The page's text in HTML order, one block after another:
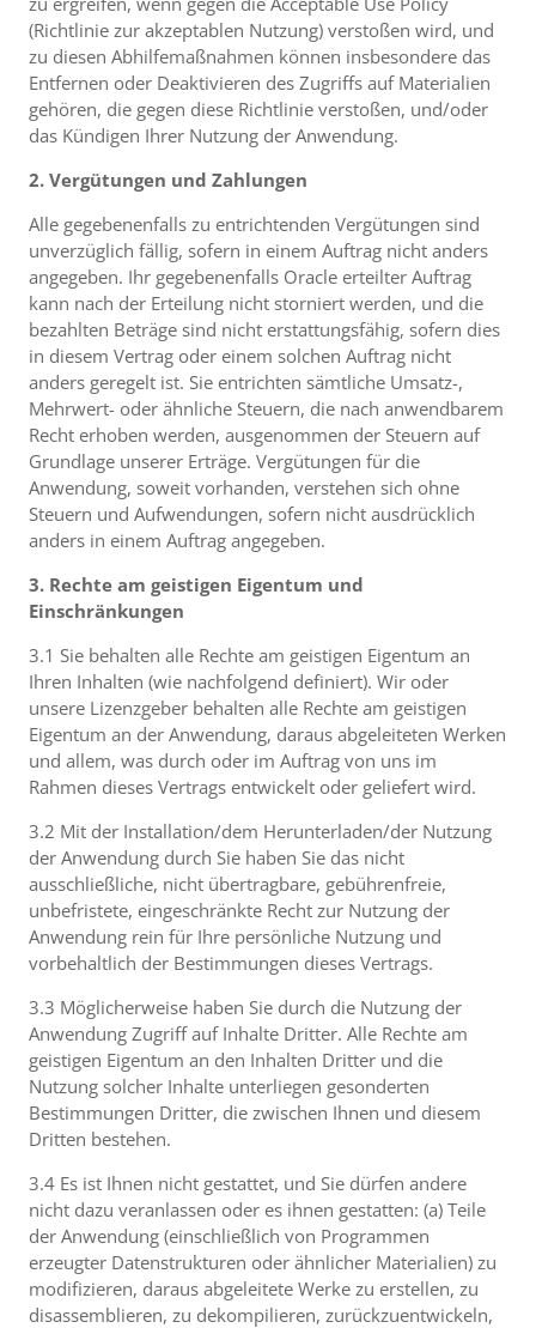
(Richtlinie zur akzeptablen Nutzung) verstoßen wird, und
zu diesen Abhilfemaßnahmen können insbesondere das
Entfernen oder Deaktivieren des Zugriffs auf Materialien
gehören, die gegen diese Richtlinie verstoßen, und/oder
das Kündigen Ihrer Nutzung der Anwendung.
2. Vergütungen und Zahlungen
Alle gegebenenfalls zu entrichtenden Vergütungen sind
unverzüglich fällig, sofern in einem Auftrag nicht anders
angegeben. Ihr gegebenenfalls Oracle erteilter Auftrag
kann nach der Erteilung nicht storniert werden, und die
bezahlten Beträge sind nicht erstattungsfähig, sofern dies
in diesem Vertrag oder einem solchen Auftrag nicht
anders geregelt ist. Sie entrichten sämtliche Umsatz-,
Mehrwert- oder ähnliche Steuern, die nach anwendbarem
Recht erhoben werden, ausgenommen der Steuern auf
Grundlage unserer Erträge. Vergütungen für die
Anwendung, soweit vorhanden, verstehen sich ohne
Steuern und Aufwendungen, sofern nicht ausdrücklich
anders in einem Auftrag angegeben.
3. Rechte am geistigen Eigentum und
Einschränkungen
3.1 Sie behalten alle Rechte am geistigen Eigentum an
Ihren Inhalten (wie nachfolgend definiert). Wir oder
unsere Lizenzgeber behalten alle Rechte am geistigen
Eigentum an der Anwendung, daraus abgeleiteten Werken
und allem, was durch oder im Auftrag von uns im
Rahmen dieses Vertrags entwickelt oder geliefert wird.
3.2 Mit der Installation/dem Herunterladen/der Nutzung
der Anwendung durch Sie haben Sie das nicht
ausschließliche, nicht übertragbare, gebührenfreie,
unbefristete, eingeschränkte Recht zur Nutzung der
Anwendung rein für Ihre persönliche Nutzung und
vorbehaltlich der Bestimmungen dieses Vertrags.
3.3 Möglicherweise haben Sie durch die Nutzung der
Anwendung Zugriff auf Inhalte Dritter. Alle Rechte am
geistigen Eigentum an den Inhalten Dritter und die
Nutzung solcher Inhalte unterliegen gesonderten
Bestimmungen Dritter, die zwischen Ihnen und diesem
Dritten bestehen.
3.4 Es ist Ihnen nicht gestattet, und Sie dürfen andere
nicht dazu veranlassen oder es ihnen gestatten: (a) Teile
der Anwendung (einschließlich von Programmen
erzeugter Datenstrukturen oder ähnlicher Materialien) zu
modifizieren, daraus abgeleitete Werke zu erstellen, zu
disassemblieren, zu dekompilieren, zurückzuentwickeln,